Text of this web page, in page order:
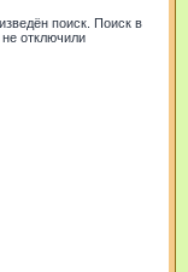
поиск. Поиск в
отключили